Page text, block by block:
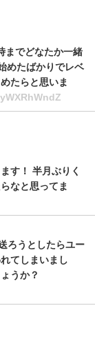
までどなたか一緒
めたばかりでレベ
たらと思いま
す！ 半月ぶりく
なと思ってま
ろうとしたらユー
てしまいまし
うか？